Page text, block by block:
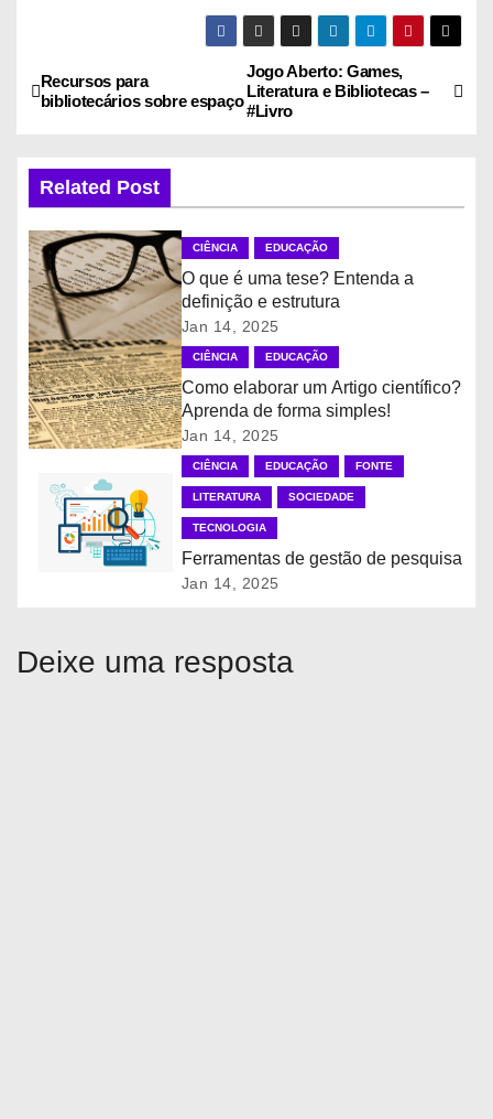
N
v
e
g
a
ç
ã
o
s
Jogo Aberto: Games,
Literatura e Bibliotecas –
#Livro
Recursos para
bibliotecários sobre espaço
Related Post
CIÊNCIA EDUCAÇÃO
O que é uma tese? Entenda a
definição e estrutura
Jan 14, 2025
CIÊNCIA EDUCAÇÃO
Como elaborar um Artigo científico?
Aprenda de forma simples!
Jan 14, 2025
CIÊNCIA EDUCAÇÃO FONTE
LITERATURA SOCIEDADE
TECNOLOGIA
Ferramentas de gestão de pesquisa
Jan 14, 2025
Deixe uma resposta